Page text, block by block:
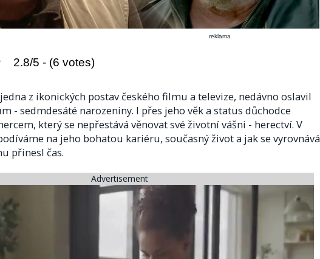
reklama
2.8/5 - (6 votes)
z ikonických postav českého filmu a televize, nedávno oslavil
- sedmdesáté narozeniny. I přes jeho věk a status důchodce
který se nepřestává věnovat své životní vášni - herectví. V
na jeho bohatou kariéru, současný život a jak se vyrovnává
přinesl čas.
Advertisement